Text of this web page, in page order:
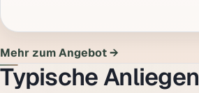
Mehr zum Angebot →
Typische Anliegen